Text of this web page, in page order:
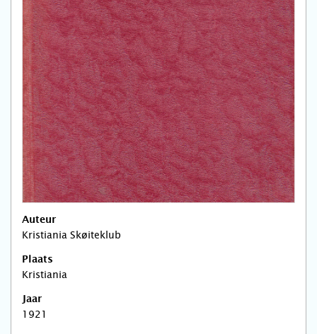
Auteur
Kristiania Skøiteklub
Plaats
Kristiania
Jaar
1921